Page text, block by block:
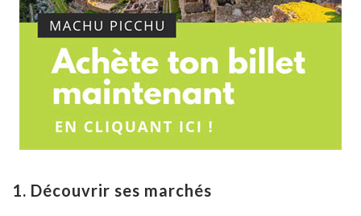
1. Découvrir ses marchés